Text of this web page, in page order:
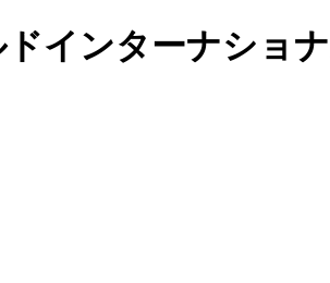
インターナショ